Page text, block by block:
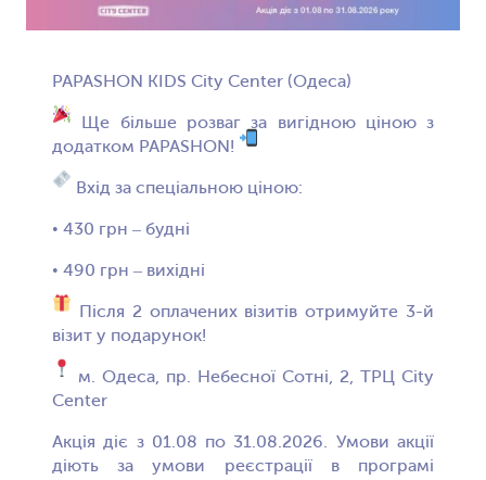
PAPASHON KIDS City Center (Одеса)
Ще більше розваг за вигідною ціною з
додатком PAPASHON!
Вхід за спеціальною ціною:
• 430 грн – будні
• 490 грн – вихідні
Після 2 оплачених візитів отримуйте 3-й
візит у подарунок!
м. Одеса, пр. Небесної Сотні, 2, ТРЦ City
Center
Акція діє з 01.08 по 31.08.2026. Умови акції
діють за умови реєстрації в програмі